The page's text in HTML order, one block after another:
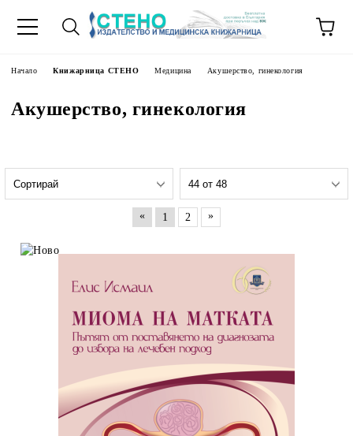
Начало Книжарница СТЕНО Медицина Акушерство, гинекология
Акушерство, гинекология
« 1 2 »